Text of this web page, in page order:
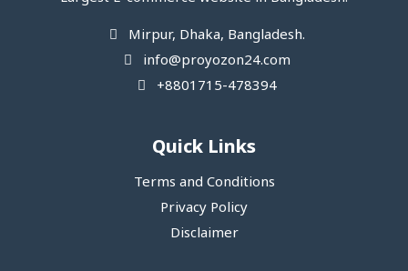
Mirpur, Dhaka, Bangladesh.
info@proyozon24.com
+8801715-478394
Quick Links
Terms and Conditions
Privacy Policy
Disclaimer